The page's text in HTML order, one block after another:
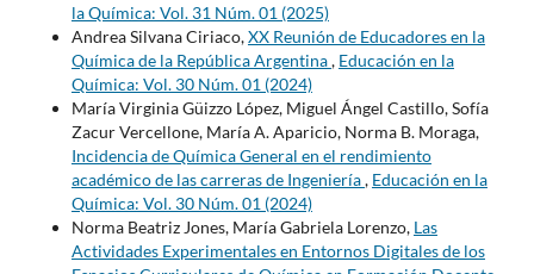
la Química: Vol. 31 Núm. 01 (2025)
Andrea Silvana Ciriaco,XX Reunión de Educadores en la
Química de la República Argentina, Educación en la
Química: Vol. 30 Núm. 01 (2024)
María Virginia Güizzo López, Miguel Ángel Castillo, Sofía
Zacur Vercellone, María A. Aparicio, Norma B. Moraga,
Incidencia de Química General en el rendimiento
académico de las carreras de Ingeniería, Educación en la
Química: Vol. 30 Núm. 01 (2024)
Norma Beatriz Jones, María Gabriela Lorenzo, Las
Actividades Experimentales en Entornos Digitales de los